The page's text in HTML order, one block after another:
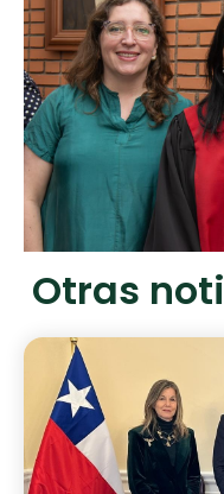
Otras